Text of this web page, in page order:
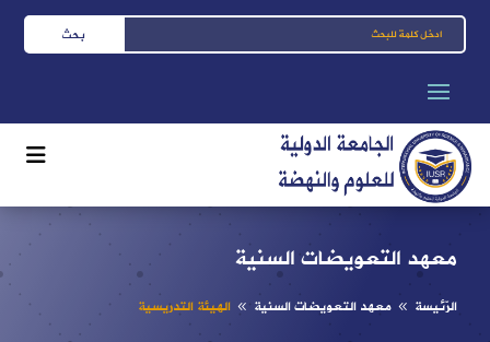
معهد التعويضات السنية
الرّئيسة 8 معهد التعويضات السنية 8 الهيئة التدريسية